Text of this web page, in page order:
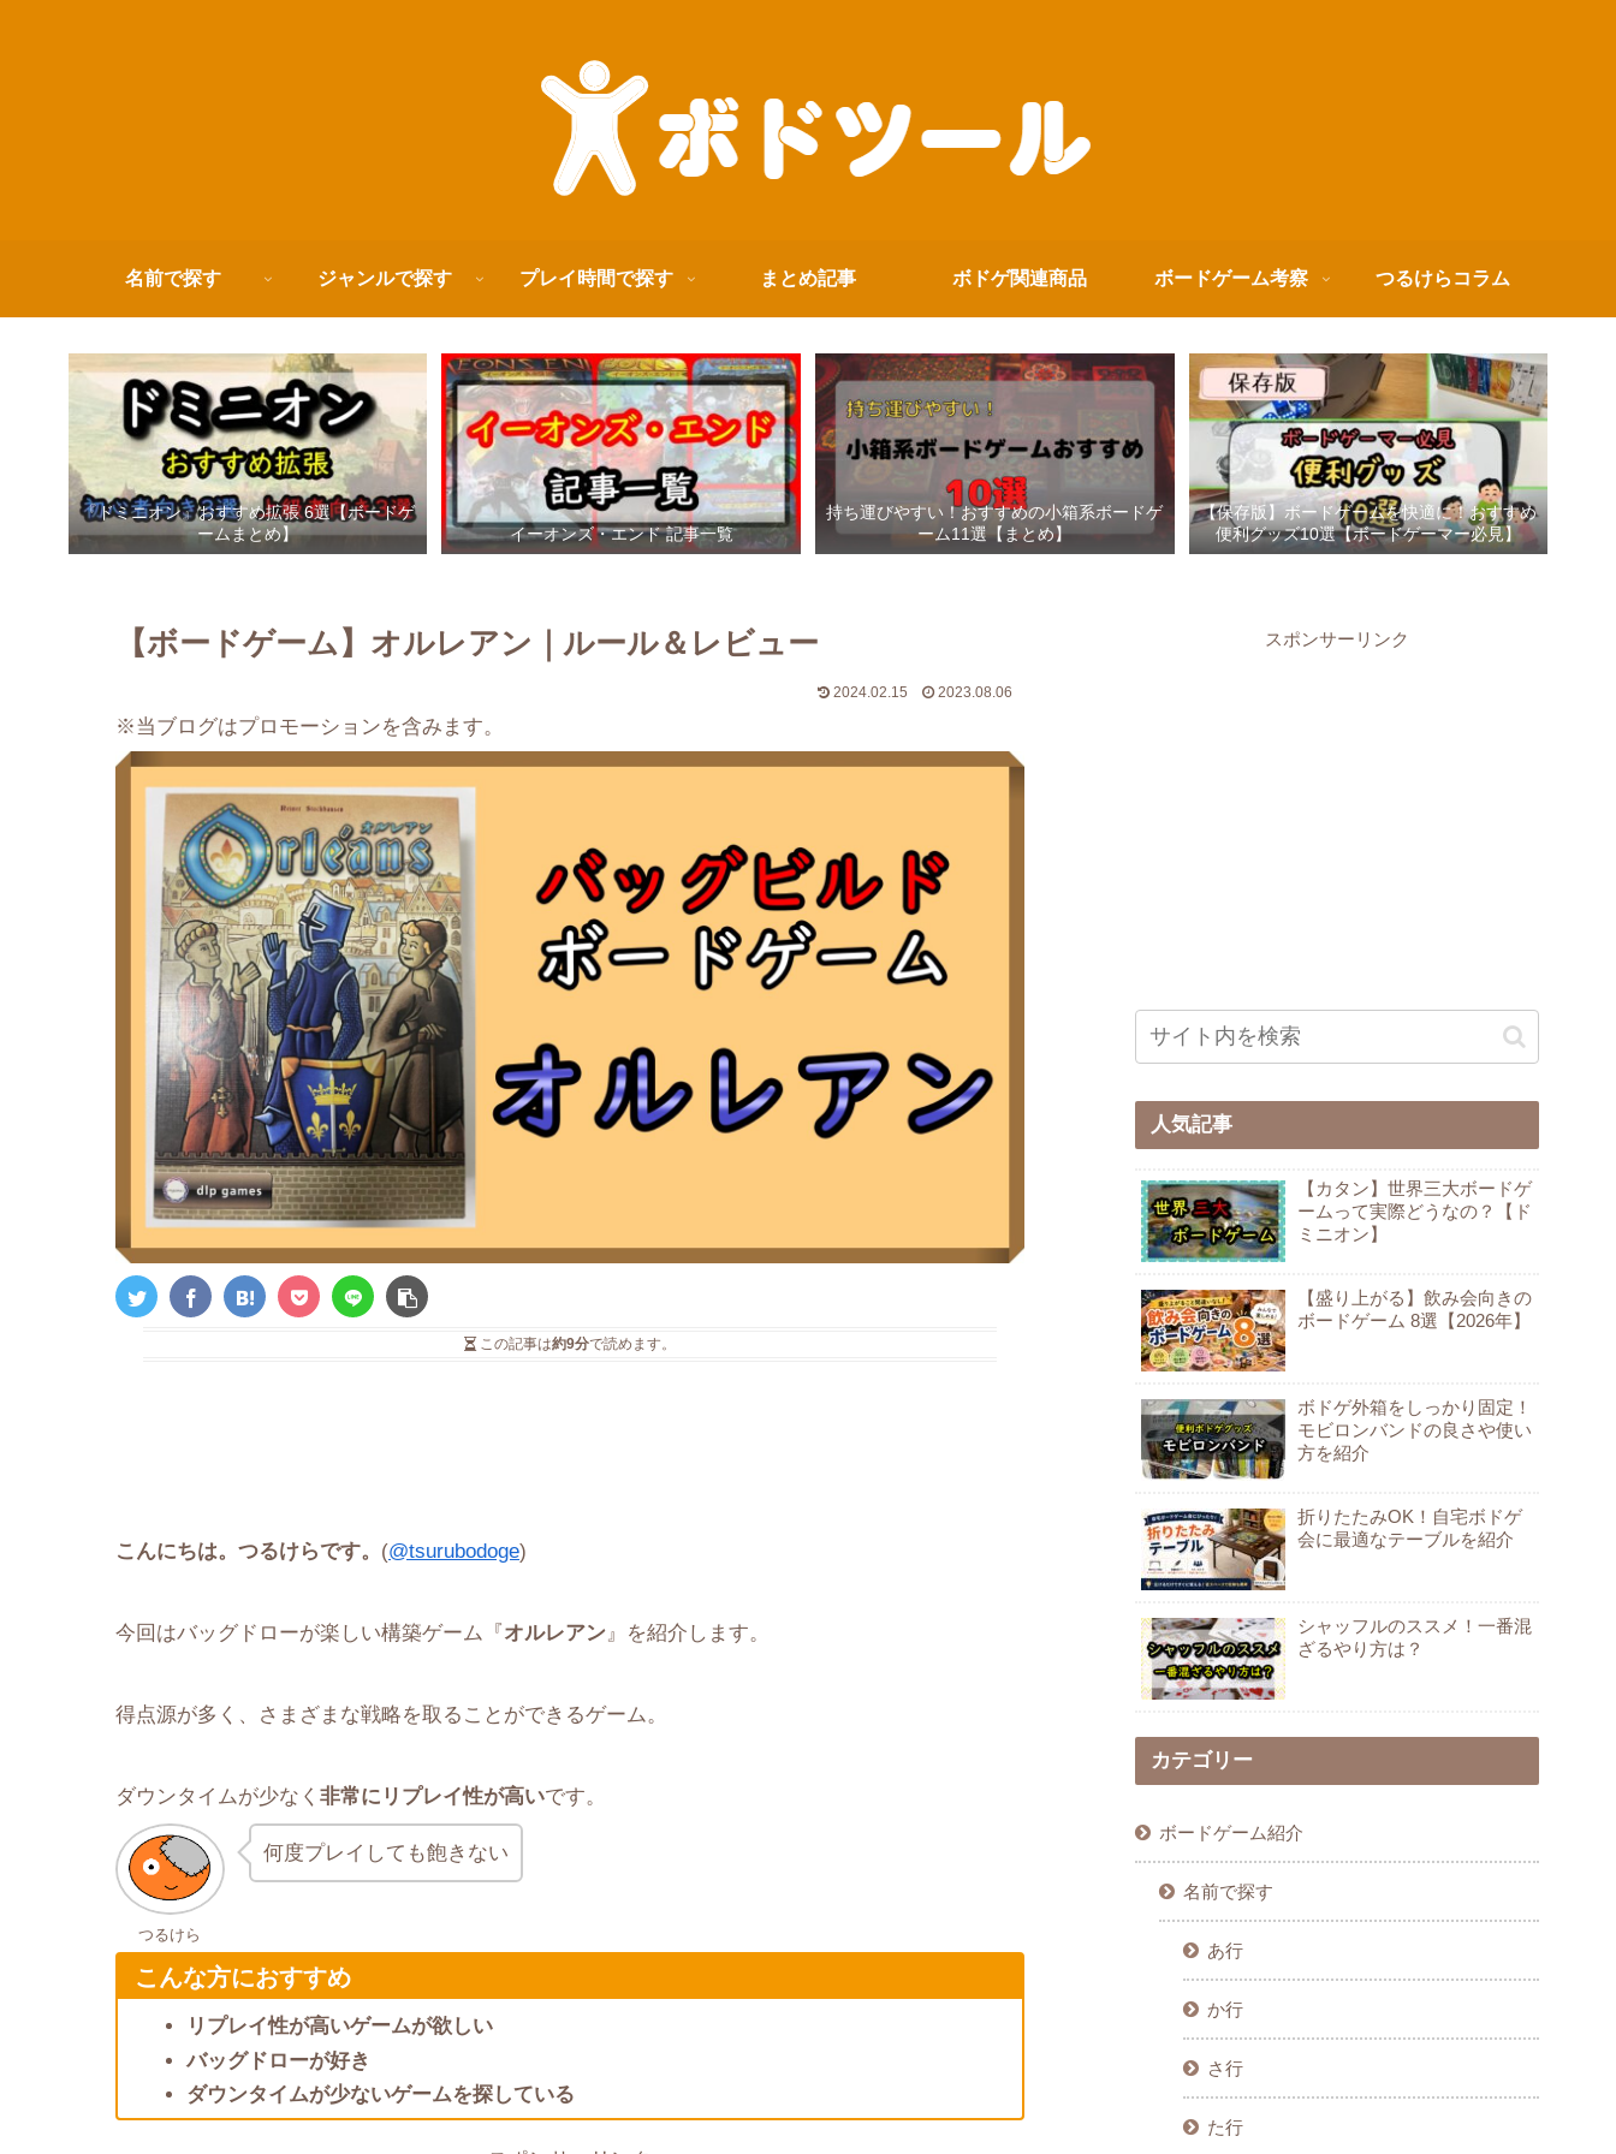
名前で探す ジャンルで探す プレイ時間で探す まとめ記事 ボドゲ関連商品 ボードゲーム考察 つるけらコラム
『ドミニオン』おすすめ拡張 6選【ボードゲ
ームまとめ】
イーオンズ・エンド 記事一覧
持ち運びやすい！おすすめの小箱系ボードゲ
ーム11選【まとめ】
【保存版】ボードゲームを快適に！おすすめ
便利グッズ10選【ボードゲーマー必見】
【ボードゲーム】オルレアン｜ルール＆レビュー
2024.02.15 2023.08.06
※当ブログはプロモーションを含みます。
この記事は約9分で読めます。
こんにちは。つるけらです。 (@tsurubodoge)
今回はバッグドローが楽しい構築ゲーム『オルレアン』を紹介します。
得点源が多く、さまざまな戦略を取ることができるゲーム。
ダウンタイムが少なく 非常にリプレイ性が高いです。
つるけら
何度プレイしても飽きない
こんな方におすすめ
リプレイ性が高いゲームが欲しい
バッグドローが好き
ダウンタイムが少ないゲームを探している
スポンサーリンク
人気記事
【カタン】世界三大ボードゲ
ームって実際どうなの？【ド
ミニオン】
【盛り上がる】飲み会向きの
ボードゲーム 8選【2026年】
ボドゲ外箱をしっかり固定！
モビロンバンドの良さや使い
方を紹介
折りたたみOK！自宅ボドゲ
会に最適なテーブルを紹介
シャッフルのススメ！一番混
ざるやり方は？
カテゴリー
ボードゲーム紹介
名前で探す
あ行
か行
さ行
た行